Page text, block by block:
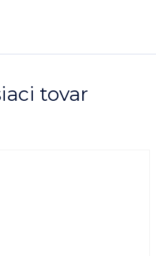
tovar